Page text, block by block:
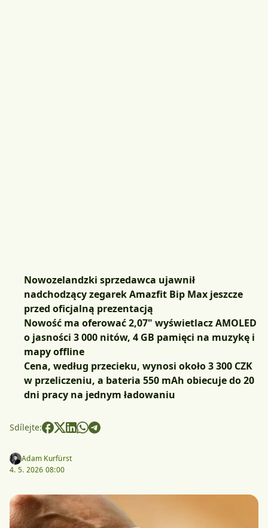
Nowozelandzki sprzedawca ujawnił
nadchodzący zegarek Amazfit Bip Max jeszcze
przed oficjalną prezentacją
Nowość ma oferować 2,07" wyświetlacz AMOLED
o jasności 3 000 nitów, 4 GB pamięci na muzykę i
mapy offline
Cena, według przecieku, wynosi około 3 300 CZK
w przeliczeniu, a bateria 550 mAh obiecuje do 20
dni pracy na jednym ładowaniu
Sdílejte:
Adam Kurfürst
4. 5. 2026 08:00